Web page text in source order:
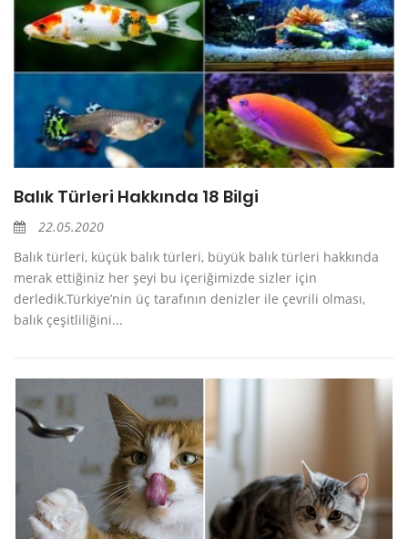
Balık Türleri Hakkında 18 Bilgi
22.05.2020
Balık türleri, küçük balık türleri, büyük balık türleri hakkında
merak ettiğiniz her şeyi bu içeriğimizde sizler için
derledik.Türkiye’nin üç tarafının denizler ile çevrili olması,
balık çeşitliliğini...